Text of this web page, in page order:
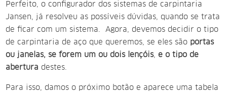
Perfeito, o configurador dos sistemas de carpintaria
Jansen, já resolveu as possíveis dúvidas, quando se trata
de ficar com um sistema. Agora, devemos decidir o tipo
de carpintaria de aço que queremos, se eles são portas
ou janelas, se forem um ou dois lençóis, e o tipo de
abertura destes.
Para isso, damos o próximo botão e aparece uma tabela